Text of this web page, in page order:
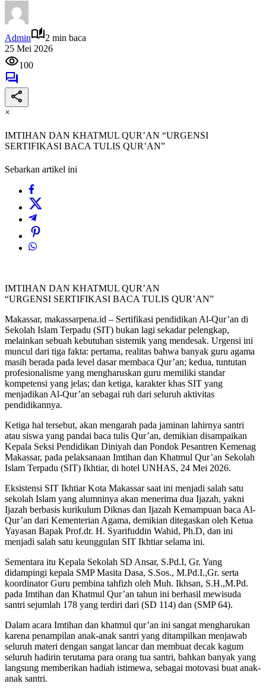
Admin
2 min baca
25 Mei 2026
100
×
IMTIHAN DAN KHATMUL QUR’AN “URGENSI
SERTIFIKASI BACA TULIS QUR’AN”
Sebarkan artikel ini
IMTIHAN DAN KHATMUL QUR’AN
“URGENSI SERTIFIKASI BACA TULIS QUR’AN”
Makassar, makassarpena.id – Sertifikasi pendidikan Al-Qur’an di
Sekolah Islam Terpadu (SIT) bukan lagi sekadar pelengkap,
melainkan sebuah kebutuhan sistemik yang mendesak. Urgensi ini
muncul dari tiga fakta: pertama, realitas bahwa banyak guru agama
masih berada pada level dasar membaca Qur’an; kedua, tuntutan
profesionalisme yang mengharuskan guru memiliki standar
kompetensi yang jelas; dan ketiga, karakter khas SIT yang
menjadikan Al-Qur’an sebagai ruh dari seluruh aktivitas
pendidikannya.
Ketiga hal tersebut, akan mengarah pada jaminan lahirnya santri
atau siswa yang pandai baca tulis Qur’an, demikian disampaikan
Kepala Seksi Pendidikan Diniyah dan Pondok Pesantren Kemenag
Makassar, pada pelaksanaan Imtihan dan Khatmul Qur’an Sekolah
Islam Terpadu (SIT) Ikhtiar, di hotel UNHAS, 24 Mei 2026.
Eksistensi SIT Ikhtiar Kota Makassar saat ini menjadi salah satu
sekolah Islam yang alumninya akan menerima dua Ijazah, yakni
Ijazah berbasis kurikulum Diknas dan Ijazah Kemampuan baca Al-
Qur’an dari Kementerian Agama, demikian ditegaskan oleh Ketua
Yayasan Bapak Prof.dr. H. Syarifuddin Wahid, Ph.D, dan ini
menjadi salah satu keunggulan SIT Ikhtiar selama ini.
Sementara itu Kepala Sekolah SD Ansar, S.Pd.I, Gr. Yang
didampingi kepala SMP Masita Dasa, S.Sos., M.Pd.I.,Gr. serta
koordinator Guru pembina tahfizh oleh Muh. Ikhsan, S.H.,M.Pd.
pada Imtihan dan Khatmul Qur’an tahun ini berhasil mewisuda
santri sejumlah 178 yang terdiri dari (SD 114) dan (SMP 64).
Dalam acara Imtihan dan khatmul qur’an ini sangat mengharukan
karena penampilan anak-anak santri yang ditampilkan menjawab
seluruh materi dengan sangat lancar dan membuat decak kagum
seluruh hadirin terutama para orang tua santri, bahkan banyak yang
langsung memberikan hadiah istimewa, sebagai motovasi buat anak-
anak santri.